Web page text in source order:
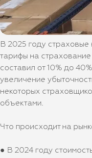
В 2025 году страховые
тарифы на
составил от 10% до
увеличение
некоторых
объектами.
Что происходит на
● В 2024 году